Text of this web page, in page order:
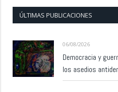
ÚLTIMAS PUBLICACIONES
06/08/2026
Democracia y
los asedios